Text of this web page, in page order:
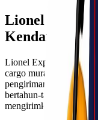
Lionel
Kendari
Lionel Express adalah
cargo murah Jakarta
pengiriman barang
bertahun-tahun di
mengirimkan barang ke